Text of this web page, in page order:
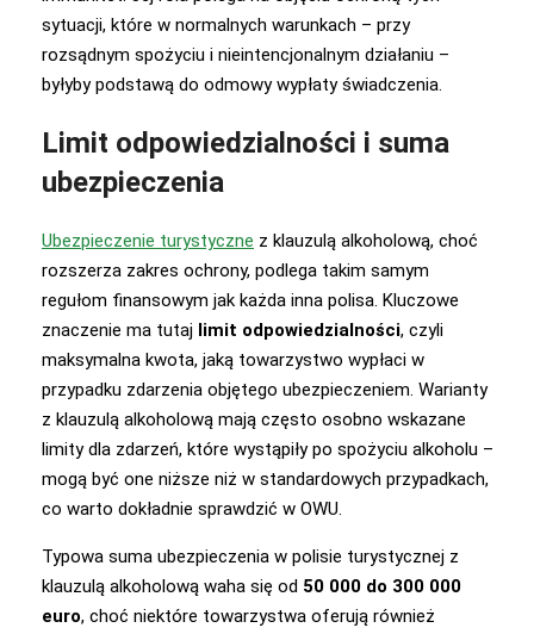
sytuacji, które w normalnych warunkach – przy
rozsądnym spożyciu i nieintencjonalnym działaniu –
byłyby podstawą do odmowy wypłaty świadczenia.
Limit odpowiedzialności i suma
ubezpieczenia
Ubezpieczenie turystyczne z klauzulą alkoholową, choć
rozszerza zakres ochrony, podlega takim samym
regułom finansowym jak każda inna polisa. Kluczowe
znaczenie ma tutaj limit odpowiedzialności, czyli
maksymalna kwota, jaką towarzystwo wypłaci w
przypadku zdarzenia objętego ubezpieczeniem. Warianty
z klauzulą alkoholową mają często osobno wskazane
limity dla zdarzeń, które wystąpiły po spożyciu alkoholu –
mogą być one niższe niż w standardowych przypadkach,
co warto dokładnie sprawdzić w OWU.
Typowa suma ubezpieczenia w polisie turystycznej z
klauzulą alkoholową waha się od 50 000 do 300 000
euro, choć niektóre towarzystwa oferują również